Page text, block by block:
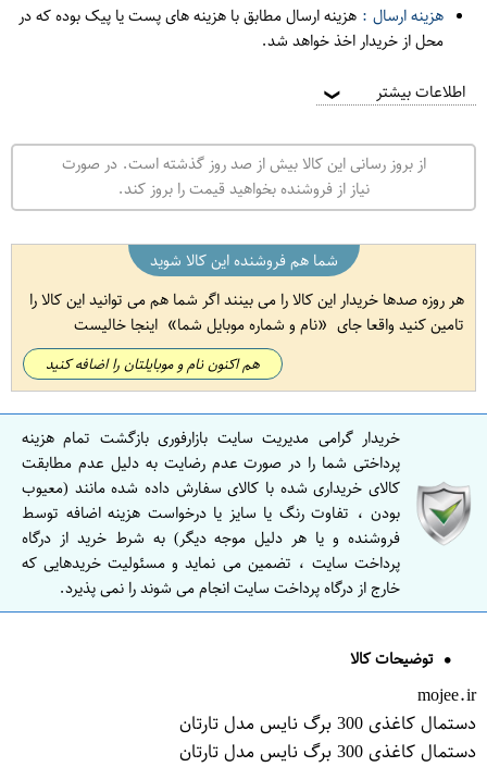
هزینه ارسال : هزینه ارسال مطابق با هزینه های پست یا پیک بوده که در
محل از خریدار اخذ خواهد شد.
اطلاعات بیشتر ❯
از بروز رسانی این کالا بیش از صد روز گذشته است. در صورت
نیاز از فروشنده بخواهید قیمت را بروز کند.
شما هم فروشنده این کالا شوید
هر روزه صدها خریدار این کالا را می بینند اگر شما هم می توانید این کالا را
تامین کنید واقعا جای
نام و شماره موبایل شما اینجا خالیست
هم اکنون نام و موبایلتان را اضافه کنید
خریدار گرامی مدیریت سایت بازارفوری بازگشت تمام هزینه
پرداختی شما را در صورت عدم رضایت به دلیل عدم مطابقت
کالای خریداری شده با کالای سفارش داده شده مانند (معیوب
بودن ، تفاوت رنگ یا سایز یا درخواست هزینه اضافه توسط
فروشنده و یا هر دلیل موجه دیگر) به شرط خرید از درگاه
پرداخت سایت ، تضمین می نماید و مسئولیت خریدهایی که
خارج از درگاه پرداخت سایت انجام می شوند را نمی پذیرد.
توضیحات کالا
mojee.ir
دستمال کاغذی 300 برگ نایس مدل تارتان
دستمال کاغذی 300 برگ نایس مدل تارتان